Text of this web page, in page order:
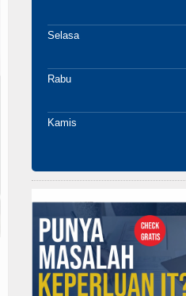
Selasa
Rabu
Kamis